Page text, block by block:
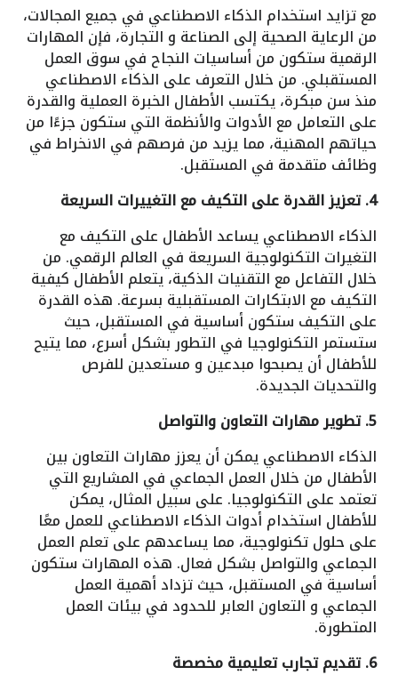
مع تزايد استخدام الذكاء الاصطناعي في جميع المجالات،
من الرعاية الصحية إلى الصناعة و التجارة، فإن المهارات
الرقمية ستكون من أساسيات النجاح في سوق العمل
المستقبلي. من خلال التعرف على الذكاء الاصطناعي
منذ سن مبكرة، يكتسب الأطفال الخبرة العملية والقدرة
على التعامل مع الأدوات والأنظمة التي ستكون جزءًا من
حياتهم المهنية، مما يزيد من فرصهم في الانخراط في
وظائف متقدمة في المستقبل.
4. تعزيز القدرة على التكيف مع التغييرات السريعة
الذكاء الاصطناعي يساعد الأطفال على التكيف مع
التغيرات التكنولوجية السريعة في العالم الرقمي. من
خلال التفاعل مع التقنيات الذكية، يتعلم الأطفال كيفية
التكيف مع الابتكارات المستقبلية بسرعة. هذه القدرة
على التكيف ستكون أساسية في المستقبل، حيث
ستستمر التكنولوجيا في التطور بشكل أسرع، مما يتيح
للأطفال أن يصبحوا مبدعين و مستعدين للفرص
والتحديات الجديدة.
5. تطوير مهارات التعاون والتواصل
الذكاء الاصطناعي يمكن أن يعزز مهارات التعاون بين
الأطفال من خلال العمل الجماعي في المشاريع التي
تعتمد على التكنولوجيا. على سبيل المثال، يمكن
للأطفال استخدام أدوات الذكاء الاصطناعي للعمل معًا
على حلول تكنولوجية، مما يساعدهم على تعلم العمل
الجماعي والتواصل بشكل فعال. هذه المهارات ستكون
أساسية في المستقبل، حيث تزداد أهمية العمل
الجماعي و التعاون العابر للحدود في بيئات العمل
المتطورة.
6. تقديم تجارب تعليمية مخصصة